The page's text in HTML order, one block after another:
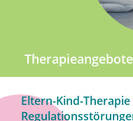
Therapieangebote
Eltern-Kind-